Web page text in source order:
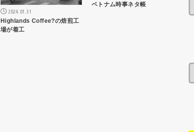
2024.01.31
Highlands Coffee?の焙煎工
場が着工
ベトナム時事ネタ帳